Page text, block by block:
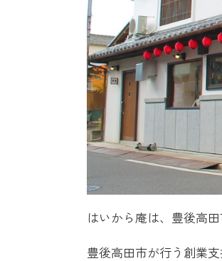
はいから庵は、豊後高
豊後高田市が行う創業